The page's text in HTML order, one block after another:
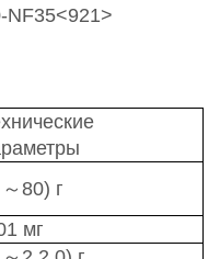
～ 80) г
мг